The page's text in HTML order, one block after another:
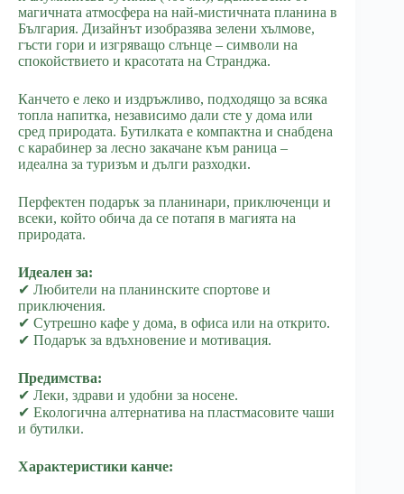
магичната атмосфера на най-мистичната планина в
България. Дизайнът изобразява зелени хълмове,
гъсти гори и изгряващо слънце – символи на
спокойствието и красотата на Странджа.
Канчето е леко и издръжливо, подходящо за всяка
топла напитка, независимо дали сте у дома или
сред природата. Бутилката е компактна и снабдена
с карабинер за лесно закачане към раница –
идеална за туризъм и дълги разходки.
Перфектен подарък за планинари, приключенци и
всеки, който обича да се потапя в магията на
природата.
Идеален за:
✔ Любители на планинските спортове и
приключения.
✔ Сутрешно кафе у дома, в офиса или на открито.
✔ Подарък за вдъхновение и мотивация.
Предимства:
✔ Леки, здрави и удобни за носене.
✔ Екологична алтернатива на пластмасовите чаши
и бутилки.
Характеристики канче: